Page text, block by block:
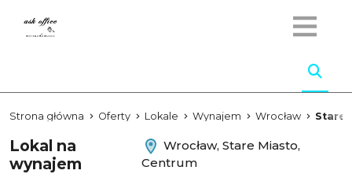
Strona główna Oferty Lokale Wynajem Wrocław Stare
Lokal na
wynajem
Wrocław, Stare Miasto,
Centrum